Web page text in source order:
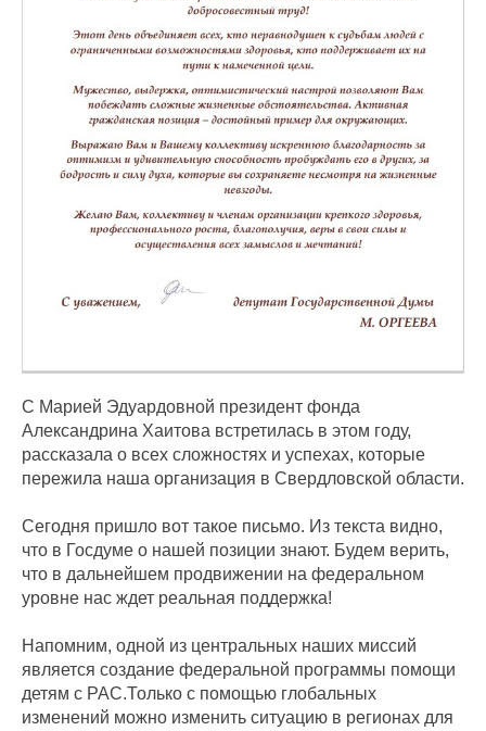
С Марией Эдуардовной президент фонда
Александрина Хаитова встретилась в этом году,
рассказала о всех сложностях и успехах, которые
пережила наша организация в Свердловской области.
Сегодня пришло вот такое письмо. Из текста видно,
что в Госдуме о нашей позиции знают. Будем верить,
что в дальнейшем продвижении на федеральном
уровне нас ждет реальная поддержка!
Напомним, одной из центральных наших миссий
является создание федеральной программы помощи
детям с РАС.Только с помощью глобальных
изменений можно изменить ситуацию в регионах для